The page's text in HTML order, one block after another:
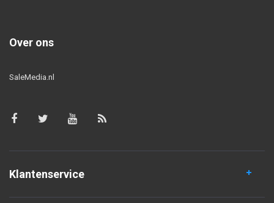
Over ons
SaleMedia.nl
Klantenservice